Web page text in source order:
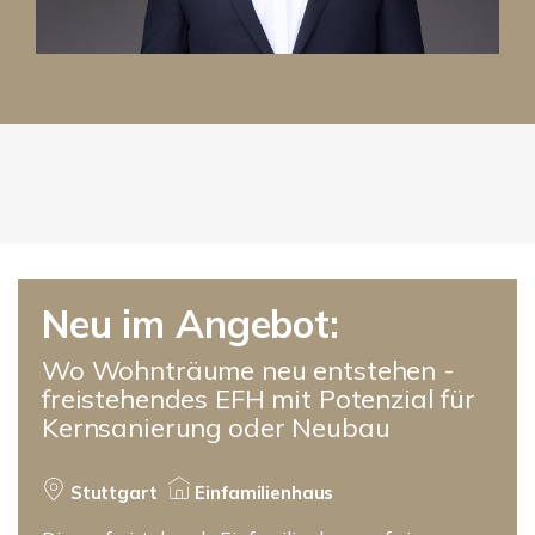
Neu im Angebot:
Wo Wohnträume neu entstehen -
freistehendes EFH mit Potenzial für
Kernsanierung oder Neubau
Stuttgart Einfamilienhaus